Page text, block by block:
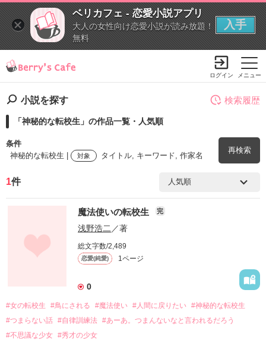
ベリカフェ - 恋愛小説アプリ
大人の女性向け恋愛小説が読み放題！
無料
入手
メニュー
ログイン
小説を探す
「神秘的な転校生」の作品一覧・人気順
条件
神秘的な転校生 |
対象 タイトル, キーワード, 作家名
再検索
検索ワード
タイトル キーワード 作家名 表紙コメント
あらすじ
検索履歴
1件
魔法使いの転校生 完
浅野浩二 ／著
総文字数/2,489
恋愛(純愛) 1ページ
0
#女の転校生 #鳥にされる #魔法使い #人間に戻りたい #神秘的な転校生
#つまらない話 #自律訓練法 #あーあ。つまんないなと言われるだろう
#不思議な少女 #秀才の少女